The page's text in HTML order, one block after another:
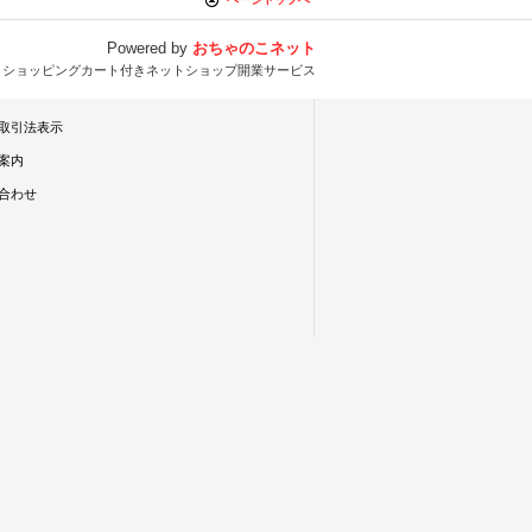
Powered by おちゃのこネット
ョッピングカート付きネットショップ開業サービス
引法表示
内
わせ